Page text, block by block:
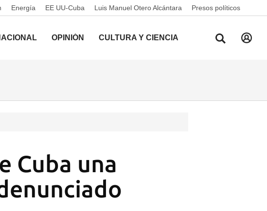
Energía EE UU-Cuba Luis Manuel Otero Alcántara Presos políticos
OPINIÓN CULTURA Y CIENCIA
Cuba una